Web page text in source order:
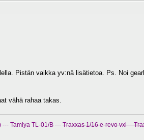
Pistän vaikka yv:nä lisätietoa. Ps. Noi
vähä rahaa takas.
Tamiya TL-01/B --- Traxxas 1/16 e-revo vxl --